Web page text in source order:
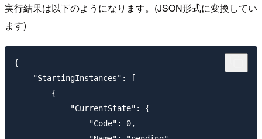
実行結果は以下のようになります。(JSON形式に変換してい
ます)
{
    "StartingInstances": [
        {
            "CurrentState": {
                "Code": 0,